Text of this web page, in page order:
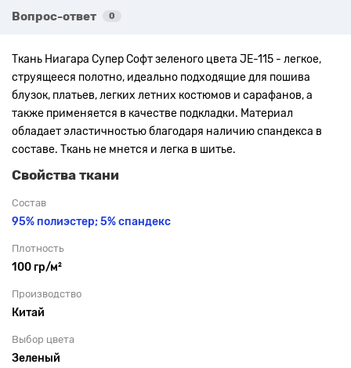
Вопрос-ответ 0
Ткань Ниагара Супер Софт зеленого цвета JE-115 - легкое,
струящееся полотно, идеально подходящие для пошива
блузок, платьев, легких летних костюмов и сарафанов, а
также применяется в качестве подкладки. Материал
обладает эластичностью благодаря наличию спандекса в
составе. Ткань не мнется и легка в шитье.
Свойства ткани
Состав
95% полиэстер; 5% спандекс
Плотность
100 гр/м²
Производство
Китай
Выбор цвета
Зеленый